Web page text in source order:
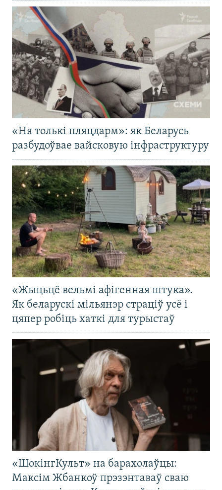
«Ня толькі пляцдарм»: як Беларусь
разбудоўвае вайсковую інфраструктуру
«Жыцьцё вельмі афігенная штука».
Як беларускі мільянэр страціў усё і
цяпер робіць хаткі для турыстаў
«ШокінгКульт» на барахолаўцы:
Максім Жбанкоў прэзэнтаваў сваю